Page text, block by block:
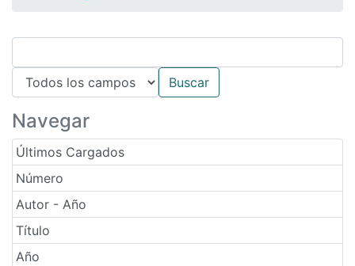
Navegar
Últimos Cargados
Número
Autor - Año
Título
Año